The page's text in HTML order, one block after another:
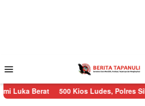
Mobile
500 Kios Ludes, Polres Sibolga